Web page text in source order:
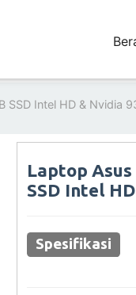
Intel HD & Nvidia
Laptop Asus
SSD Intel
Spesifikasi